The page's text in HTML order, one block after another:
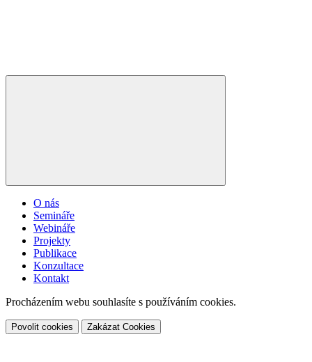
O nás
Semináře
Webináře
Projekty
Publikace
Konzultace
Kontakt
Procházením webu souhlasíte s používáním cookies.
Povolit cookies Zakázat Cookies